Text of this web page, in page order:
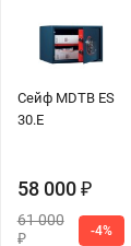
Сейф МDТВ ES
30.E
58 000 ₽
61 000
₽
-4%